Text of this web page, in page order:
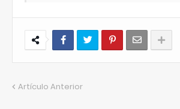
Artículo Anterior